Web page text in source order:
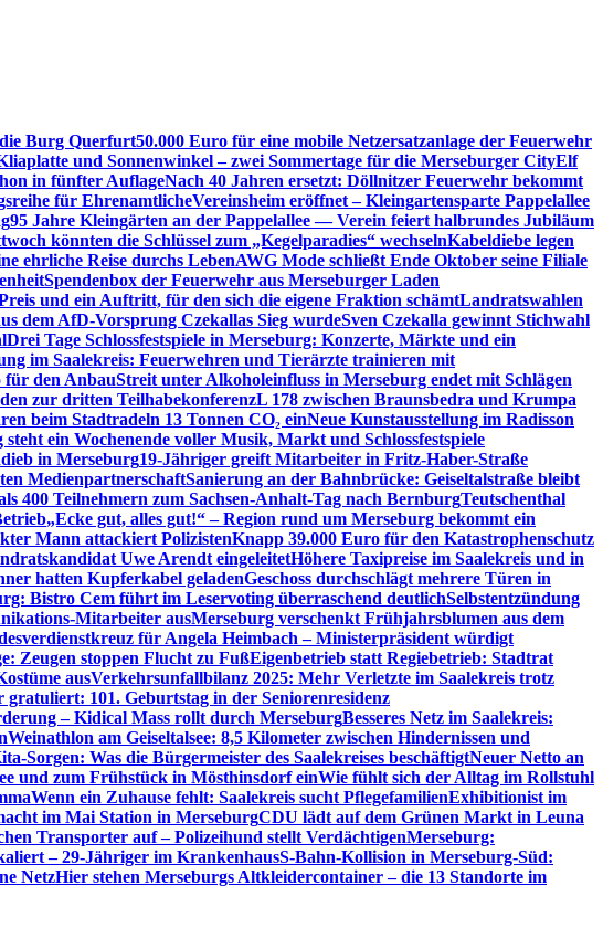
Burg Querfurt50.000 Euro für eine mobile Netzersatzanlage der Feuerwehr
und Sonnenwinkel – zwei Sommertage für die Merseburger CityElf
in fünfter AuflageNach 40 Jahren ersetzt: Döllnitzer Feuerwehr bekommt
für EhrenamtlicheVereinsheim eröffnet – Kleingartensparte Pappelallee
95 Jahre Kleingärten an der Pappelallee — Verein feiert halbrundes Jubiläum
könnten die Schlüssel zum „Kegelparadies“ wechselnKabeldiebe legen
ehrliche Reise durchs LebenAWG Mode schließt Ende Oktober seine Filiale
Spendenbox der Feuerwehr aus Merseburger Laden
und ein Auftritt, für den sich die eigene Fraktion schämtLandratswahlen
dem AfD-Vorsprung Czekallas Sieg wurdeSven Czekalla gewinnt Stichwahl
Drei Tage Schlossfestspiele in Merseburg: Konzerte, Märkte und ein
im Saalekreis: Feuerwehren und Tierärzte trainieren mit
für den AnbauStreit unter Alkoholeinfluss in Merseburg endet mit Schlägen
zur dritten TeilhabekonferenzL 178 zwischen Braunsbedra und Krumpa
beim Stadtradeln 13 Tonnen CO₂ einNeue Kunstausstellung im Radisson
steht ein Wochenende voller Musik, Markt und Schlossfestspiele
in Merseburg19-Jähriger greift Mitarbeiter in Fritz-Haber-Straße
MedienpartnerschaftSanierung an der Bahnbrücke: Geiseltalstraße bleibt
400 Teilnehmern zum Sachsen-Anhalt-Tag nach BernburgTeutschenthal
„Ecke gut, alles gut!“ – Region rund um Merseburg bekommt ein
Mann attackiert PolizistenKnapp 39.000 Euro für den Katastrophenschutz
Uwe Arendt eingeleitetHöhere Taxipreise im Saalekreis und in
hatten Kupferkabel geladenGeschoss durchschlägt mehrere Türen in
Bistro Cem führt im Leservoting überraschend deutlichSelbstentzündung
Mitarbeiter ausMerseburg verschenkt Frühjahrsblumen aus dem
für Angela Heimbach – Ministerpräsident würdigt
Zeugen stoppen Flucht zu FußEigenbetrieb statt Regiebetrieb: Stadtrat
ausVerkehrsunfallbilanz 2025: Mehr Verletzte im Saalekreis trotz
gratuliert: 101. Geburtstag in der Seniorenresidenz
– Kidical Mass rollt durch MerseburgBesseres Netz im Saalekreis:
Weinathlon am Geiseltalsee: 8,5 Kilometer zwischen Hindernissen und
Sorgen: Was die Bürgermeister des Saalekreises beschäftigtNeuer Netto an
und zum Frühstück in Mösthinsdorf einWie fühlt sich der Alltag im Rollstuhl
Wenn ein Zuhause fehlt: Saalekreis sucht PflegefamilienExhibitionist im
im Mai Station in MerseburgCDU lädt auf dem Grünen Markt in Leuna
Transporter auf – Polizeihund stellt VerdächtigenMerseburg:
– 29-Jähriger im KrankenhausS-Bahn-Kollision in Merseburg-Süd:
NetzHier stehen Merseburgs Altkleidercontainer – die 13 Standorte im